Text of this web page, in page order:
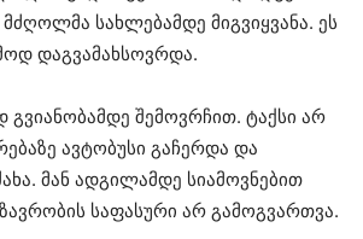
სახლებამდე მიგვიყვანა. ეს
დაგვამახსოვრდა.
შემოვრჩით. ტაქსი არ
ავტობუსი გაჩერდა და
მან ადგილამდე სიამოვნებით
საფასური არ გამოგვართვა.